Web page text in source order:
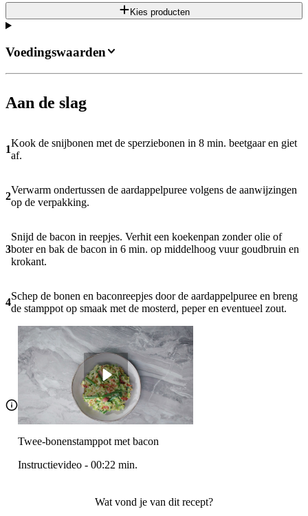
Kies producten
Aan de slag
1
Kook de snijbonen met de sperziebonen in 8 min. beetgaar en giet
af.
2
Verwarm ondertussen de aardappelpuree volgens de aanwijzingen
op de verpakking.
3
Snijd de bacon in reepjes. Verhit een koekenpan zonder olie of
boter en bak de bacon in 6 min. op middelhoog vuur goudbruin en
krokant.
4
Schep de bonen en baconreepjes door de aardappelpuree en breng
de stamppot op smaak met de mosterd, peper en eventueel zout.
Twee-bonenstamppot met bacon
Instructievideo - 00:22 min.
Wat vond je van dit recept?
Voedingswaarden